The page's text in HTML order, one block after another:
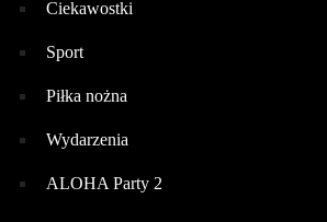
Ciekawostki
Sport
Piłka nożna
Wydarzenia
ALOHA Party 2